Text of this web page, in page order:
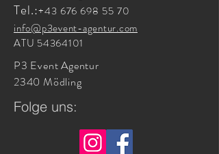
Tel.:+43 676 698 55 70
info@p3event-agentur.com
ATU 54364101
P3 Event Agentur
2340 Mödling
Folge uns: